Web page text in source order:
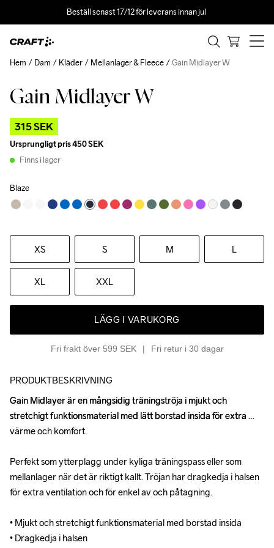
Beställ senast 17/12 för leverans innan jul
Gain Midlayer W
315 SEK
Ursprungligt pris450 SEK
Finns i lager
Blaze
XS S M L
XL XXL
LÄGG I VARUKORG
Fri frakt över 599 SEK Fri retur i 30 dagar
Hem Dam Kläder Mellanlager & Fleece Gain Midlayer W
Outlet
PRODUKTBESKRIVNING
Gain Midlayer är en mångsidig träningströja i mjukt och
stretchigt funktionsmaterial med lätt borstad insida för extra
värme och komfort.
Perfekt som ytterplagg under kyliga träningspass eller som
mellanlager när det är riktigt kallt. Tröjan har dragkedja i halsen
för extra ventilation och för enkel av och påtagning.
• Mjukt och stretchigt funktionsmaterial med borstad insida
• Dragkedja i halsen
Gain Midlayer är en mångsidig träningströja i mjukt och
stretchigt funktionsmaterial med lätt borstad insida för extra
värme och komfort.
Perfekt som ytterplagg under kyliga träningspass eller som
mellanlager när det är riktigt kallt. Tröjan har dragkedja i halsen
för extra ventilation och för enkel av och påtagning.
• Mjukt och stretchigt funktionsmaterial med borstad insida
• Dragkedja i halsen